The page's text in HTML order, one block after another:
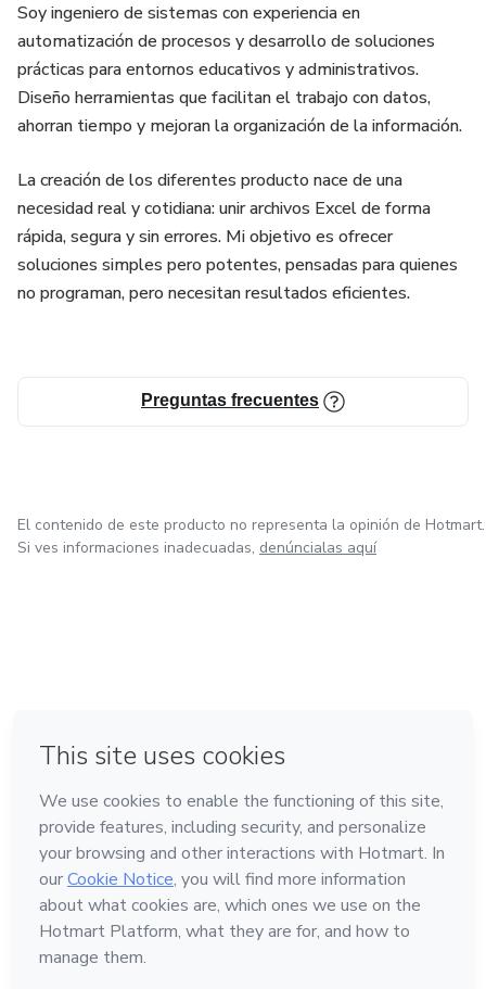
Soy ingeniero de sistemas con experiencia en
automatización de procesos y desarrollo de soluciones
prácticas para entornos educativos y administrativos.
Diseño herramientas que facilitan el trabajo con datos,
ahorran tiempo y mejoran la organización de la información.
La creación de los diferentes producto nace de una
necesidad real y cotidiana: unir archivos Excel de forma
rápida, segura y sin errores. Mi objetivo es ofrecer
soluciones simples pero potentes, pensadas para quienes
no programan, pero necesitan resultados eficientes.
Preguntas frecuentes
El contenido de este producto no representa la opinión de Hotmart.
Si ves informaciones inadecuadas, denúncialas aquí
Hecho con❤ en Ciudad de México
Conoce Hotmart
Idioma
Español